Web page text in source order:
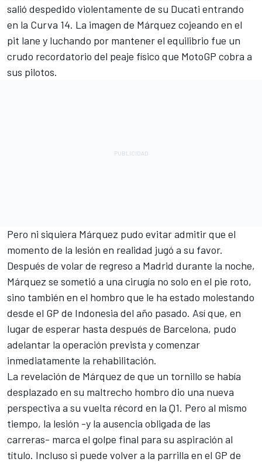
salió despedido violentamente de su Ducati entrando
en la Curva 14. La imagen de Márquez cojeando en el
pit lane y luchando por mantener el equilibrio fue un
crudo recordatorio del peaje físico que MotoGP cobra a
sus pilotos.
Pero ni siquiera Márquez pudo evitar admitir que el
momento de la lesión en realidad jugó a su favor.
Después de volar de regreso a Madrid durante la noche,
Márquez se sometió a una cirugía no solo en el pie roto,
sino también en el hombro que le ha estado molestando
desde el GP de Indonesia del año pasado. Así que, en
lugar de esperar hasta después de Barcelona, pudo
adelantar la operación prevista y comenzar
inmediatamente la rehabilitación.
La revelación de Márquez de que un tornillo se había
desplazado en su maltrecho hombro dio una nueva
perspectiva a su vuelta récord en la Q1. Pero al mismo
tiempo, la lesión -y la ausencia obligada de las
carreras- marca el golpe final para su aspiración al
título. Incluso si puede volver a la parrilla en el GP de